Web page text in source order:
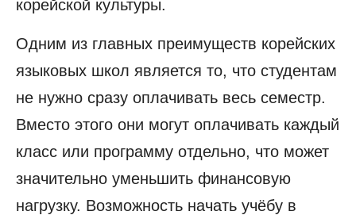
корейской культуры.
Одним из главных преимуществ корейских
языковых школ является то, что студентам
не нужно сразу оплачивать весь семестр.
Вместо этого они могут оплачивать каждый
класс или программу отдельно, что может
значительно уменьшить финансовую
нагрузку. Возможность начать учёбу в